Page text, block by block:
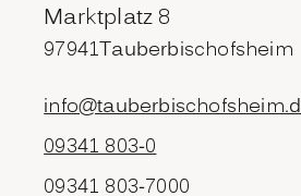
Marktplatz 8
97941Tauberbischofsheim
09341 803-0
09341 803-7000